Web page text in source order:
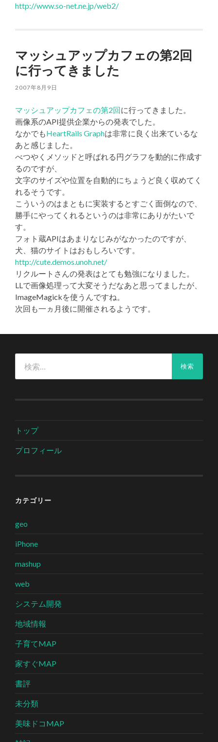
http://www.so-net.ne.jp/web2/
マッシュアップカフェの第2回
に行ってきました
2007年8月9日
マッシュアップカフェの第2回に行ってきました。
画像系のAPI提供企業からの発表でした。
なかでもHeartRails Graphは非常に良く出来ているな
あと感じました。
べつやくメソッドと呼ばれる円グラフを動的に作成す
るのですが、
文字のサイズや位置を自動的にちょうど良く収めてく
れるそうです。
こういうのはまともに実装するとすごく面倒なので、
勝手にやってくれるというのは非常にありがたいで
す。
フォト蔵APIはあまりなじみがなかったのですが、
犬、猫のサイトはおもしろいです。
http://cute.demos.unoh.net/
リクルートさんの発表はとても勉強になりました。
LLで画像処理って大変そうだなあと思ってましたが、
ImageMagickを使うんですね。
次回も一ヵ月後に開催されるようです。
索:
トップ
プロフィール
カテゴリー
geo
iPhone
mashup
web
システム開発
地域情報
子育てMAP
家すぐMAP
書評
未分類
美味ドコMAP